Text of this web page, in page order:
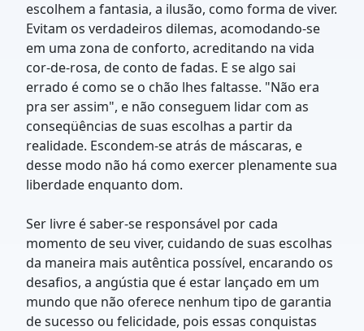
escolhem a fantasia, a ilusão, como forma de viver.
Evitam os verdadeiros dilemas, acomodando-se
em uma zona de conforto, acreditando na vida
cor-de-rosa, de conto de fadas. E se algo sai
errado é como se o chão lhes faltasse. "Não era
pra ser assim", e não conseguem lidar com as
conseqüências de suas escolhas a partir da
realidade. Escondem-se atrás de máscaras, e
desse modo não há como exercer plenamente sua
liberdade enquanto dom.
Ser livre é saber-se responsável por cada
momento de seu viver, cuidando de suas escolhas
da maneira mais autêntica possível, encarando os
desafios, a angústia que é estar lançado em um
mundo que não oferece nenhum tipo de garantia
de sucesso ou felicidade, pois essas conquistas